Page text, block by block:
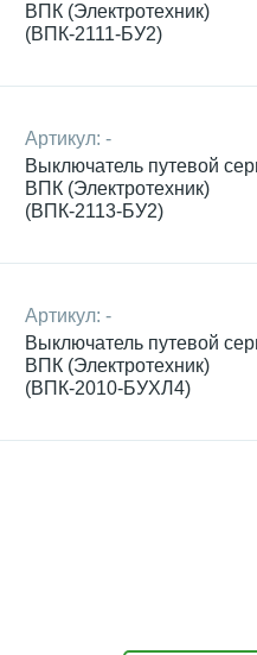
ВПК (Электротехник)
(ВПК-2111-БУ2)
Артикул: -
Выключатель путевой
ВПК (Электротехник)
(ВПК-2113-БУ2)
Артикул: -
Выключатель путевой
ВПК (Электротехник)
(ВПК-2010-БУХЛ4)